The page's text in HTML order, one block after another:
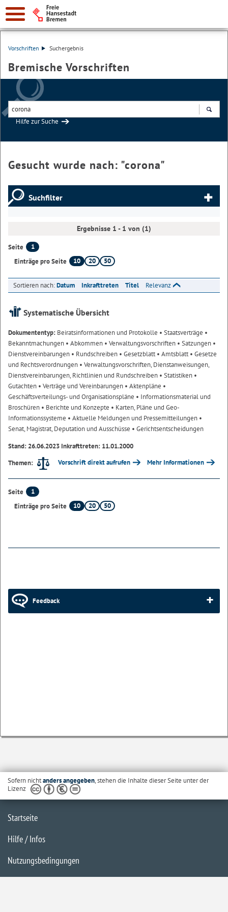
Vorschriften Suchergebnis
Bremische Vorschriften
Hilfe zur Suche
Gesucht wurde nach: "corona"
Suchfilter
Ergebnisse 1 - 1 von (1)
Seite
1
Einträge pro Seite
10 20 50
Sortieren nach:Datum Inkrafttreten Titel Relevanz
Systematische Übersicht
Dokumententyp: Beiratsinformationen und Protokolle • Staatsverträge •
Bekanntmachungen • Abkommen • Verwaltungsvorschriften • Satzungen •
Dienstvereinbarungen • Rundschreiben • Gesetzblatt• Amtsblatt• Gesetze
und Rechtsverordnungen • Verwaltungsvorschriften, Dienstanweisungen,
Dienstvereinbarungen, Richtlinien und Rundschreiben • Statistiken •
Gutachten • Verträge und Vereinbarungen • Aktenpläne •
Geschäftsverteilungs- und Organisationspläne • Informationsmaterial und
Broschüren • Berichte und Konzepte • Karten, Pläne und Geo-
Informationssysteme • Aktuelle Meldungen und Pressemitteilungen •
Senat, Magistrat, Deputation und Ausschüsse • Gerichtsentscheidungen
Stand: 26.06.2023 Inkrafttreten: 11.01.2000
Themen:
Vorschrift direkt aufrufen Mehr Informationen
Seite
1
Einträge pro Seite
10 20 50
Feedback
Sofern nichtanders angegeben, stehen die Inhalte dieser Seite unter der
Lizenz
Startseite
Hilfe / Infos
Nutzungsbedingungen